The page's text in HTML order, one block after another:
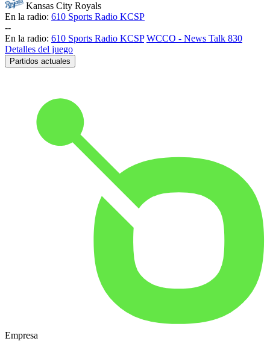
Kansas City Royals
En la radio: 610 Sports Radio KCSP
--
En la radio: 610 Sports Radio KCSP WCCO - News Talk 830
Detalles del juego
Partidos actuales
Empresa